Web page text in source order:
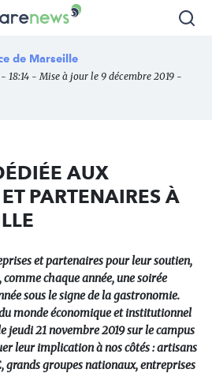
de Marseille
18:14 - Mise à jour le 9 décembre 2019 -
AUX
PARTENAIRES À
et partenaires pour leur soutien,
chaque année, une soirée
sous le signe de la gastronomie.
monde économique et institutionnel
jeudi 21 novembre 2019 sur le campus
leur implication à nos côtés : artisans
grands groupes nationaux, entreprises